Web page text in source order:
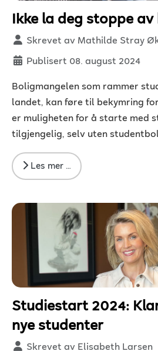
Ikke la deg stoppe
Detaljer
Skrevet av Mathilde Stray
Publisert 08. august 2024
Boligmangelen som rammer
landet, kan føre til bekymring
er muligheten for å starte med
tilgjengelig, selv uten
Les mer …
Studiestart 2024:
nye studenter
Detaljer
Skrevet av Elisabeth Larsen